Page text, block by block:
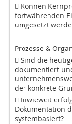
 Können
fortwährenden
umgesetzt
Prozesse &
 Sind die
dokumentiert
der konkrete
 Inwieweit
Dokumentation
systembasiert?